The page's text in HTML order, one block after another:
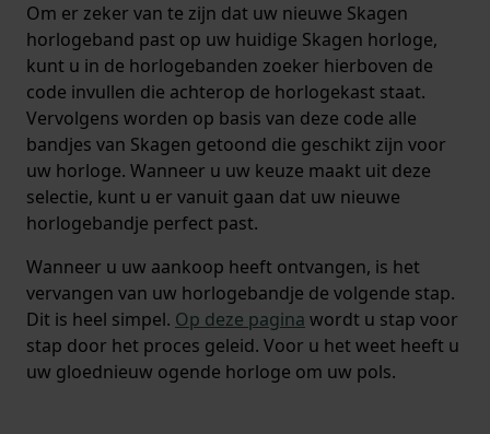
Om er zeker van te zijn dat uw nieuwe Skagen
horlogeband past op uw huidige Skagen horloge,
kunt u in de horlogebanden zoeker hierboven de
code invullen die achterop de horlogekast staat.
Vervolgens worden op basis van deze code alle
bandjes van Skagen getoond die geschikt zijn voor
uw horloge. Wanneer u uw keuze maakt uit deze
selectie, kunt u er vanuit gaan dat uw nieuwe
horlogebandje perfect past.
Wanneer u uw aankoop heeft ontvangen, is het
vervangen van uw horlogebandje de volgende stap.
Dit is heel simpel. Op deze pagina wordt u stap voor
stap door het proces geleid. Voor u het weet heeft u
uw gloednieuw ogende horloge om uw pols.